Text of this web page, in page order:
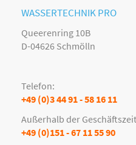
WASSERTECHNIK PRO
Queerenring 10B
D-04626 Schmölln
Telefon:
+49 (0)3 44 91 - 58 16 11
Außerhalb der
+49 (0)151 - 67 11 55 90